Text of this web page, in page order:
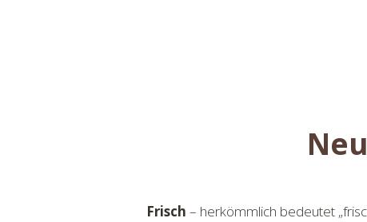
Frisch – herkömmlich bedeutet